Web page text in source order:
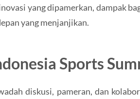
yang dipamerkan, dampak
yang menjanjikan.
Sports
diskusi, pameran, dan